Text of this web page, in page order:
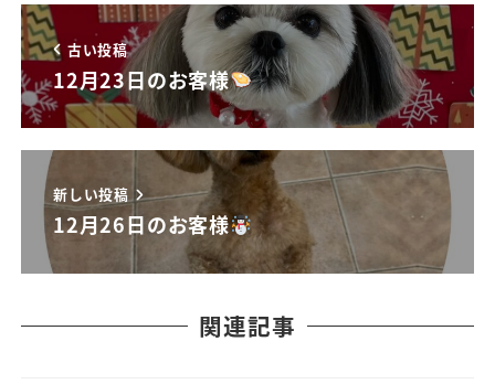
古い投稿
12月23日のお客様
新しい投稿
12月26日のお客様
関連記事